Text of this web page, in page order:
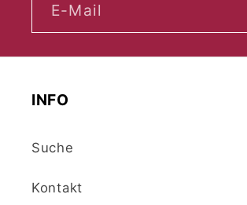
E-Mail
INFO
Suche
Kontakt